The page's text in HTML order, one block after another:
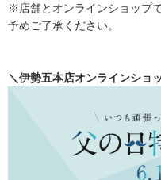
※店舗とオンラインショップ
予めご了承ください。
＼伊勢五本店オンラインショ